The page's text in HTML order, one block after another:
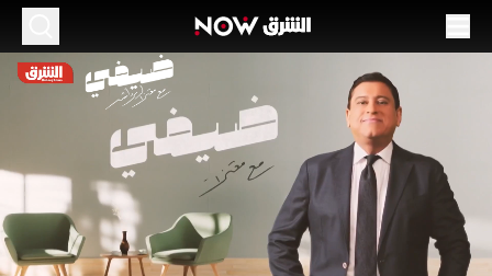
محمد دياب.. أفلام عالمية تجاوزت اللغة والثقافة
وتمسكت بالروح المصرية
مقابلات
ضيفي مع معتز الدمرداش